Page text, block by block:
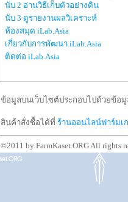
นับ 2 อ่านวิธีเก็บตัวอย่างดิน
นับ 3 ดูรายงานผลวิเคราะห์
ห้องสมุด iLab.Asia
เกี่ยวกับการพัฒนา iLab.Asia
ติดต่อ iLab.Asia
ข้อมูลบนเว็บไซต์ประกอบไปด้วยข้อ
สินค้าสั่งซื้อได้ที่ ร้านออนไลน์ฟาร์มเ
©2011 by FarmKaset.ORG All rights